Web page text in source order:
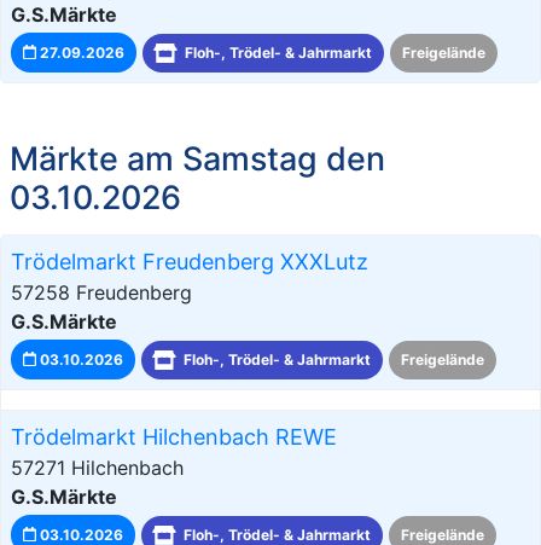
G.S.Märkte
27.09.2026 Floh-, Trödel- & Jahrmarkt Freigelände
Märkte am Samstag den
03.10.2026
Trödelmarkt Freudenberg XXXLutz
57258 Freudenberg
G.S.Märkte
03.10.2026 Floh-, Trödel- & Jahrmarkt Freigelände
Trödelmarkt Hilchenbach REWE
57271 Hilchenbach
G.S.Märkte
03.10.2026 Floh-, Trödel- & Jahrmarkt Freigelände